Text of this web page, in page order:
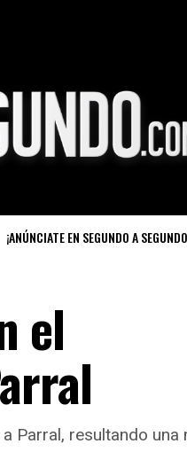
¡ANÚNCIATE EN SEGUNDO A
el
Parral, resultando